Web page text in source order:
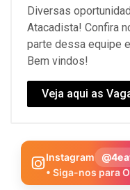
Diversas
Atacadista! Confira
parte dessa equipe
Bem vindos!
Veja aqui as
Instagram
• Siga-nos para